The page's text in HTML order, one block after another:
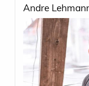
Andre